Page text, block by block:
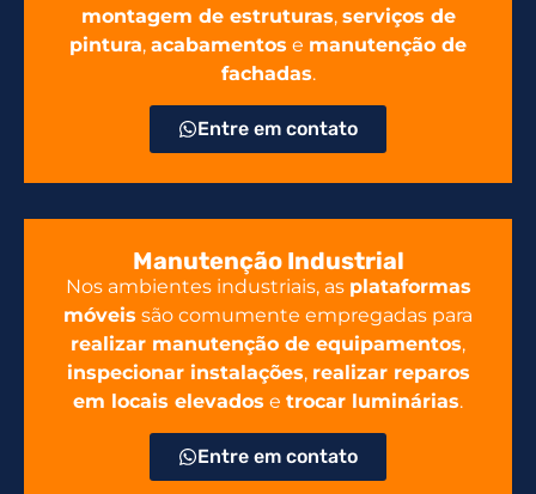
montagem de estruturas, serviços de
pintura, acabamentos e manutenção de
fachadas.
Entre em contato
Manutenção Industrial
Nos ambientes industriais, as plataformas
móveis são comumente empregadas para
realizar manutenção de equipamentos,
inspecionar instalações, realizar reparos
em locais elevados e trocar luminárias.
Entre em contato